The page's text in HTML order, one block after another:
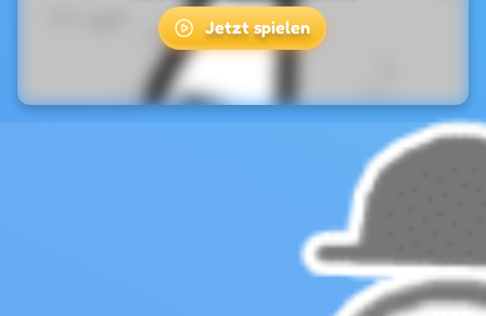
Jetzt spielen